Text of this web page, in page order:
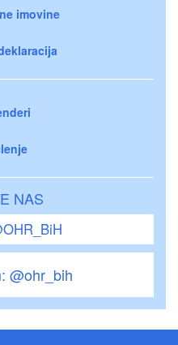
imovine
NAS
@ohr_bih